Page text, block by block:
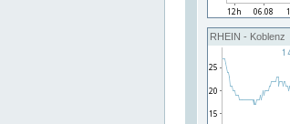
RHEIN - Koblenz